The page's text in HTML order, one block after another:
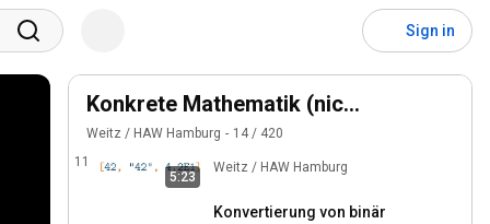
Sign in
Konkrete Mathematik (nicht nur) für
Weitz / HAW Hamburg 14 / 420
Bauernmultiplikation"
10
6:02
Binärdarstellung in Python
Weitz / HAW Hamburg
11
5:23
Listen in Python
Weitz / HAW Hamburg
Konvertierung von binär